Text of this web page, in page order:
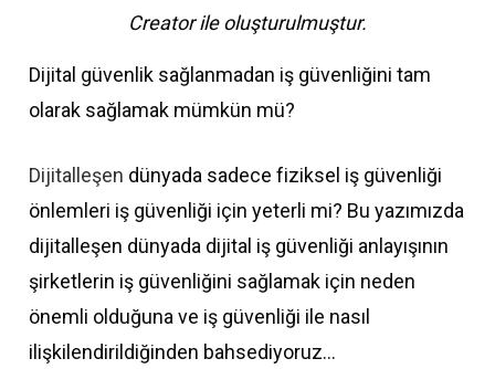
Creator ile oluşturulmuştur.
Dijital güvenlik sağlanmadan iş güvenliğini tam
olarak sağlamak mümkün mü?
Dijitalleşen dünyada sadece fiziksel iş güvenliği
önlemleri iş güvenliği için yeterli mi? Bu yazımızda
dijitalleşen dünyada dijital iş güvenliği anlayışının
şirketlerin iş güvenliğini sağlamak için neden
önemli olduğuna ve iş güvenliği ile nasıl
ilişkilendirildiğinden bahsediyoruz…